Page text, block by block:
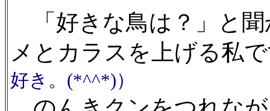
「好きな鳥は？」と
メとカラスを上げる私
好き。(*^^*)）